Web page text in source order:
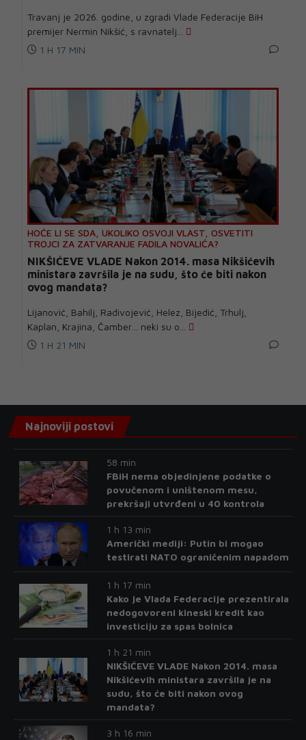
Travanj je 2026. godine, u zgradi Vlade Federacije BiH
premijer Nermin Nikšić, s ravnatelj...
1 H 17 MIN
HOĆE LI SE SDA, UKOLIKO OSVOJI VLAST, OSVETITI
TROJCI ZA ZATVARANJE FADILA NOVALIĆA?
NIKŠIĆEVE VLADE Nakon 2014. masa Nikšićevih
ministara završila je na sudu, što će biti nakon
ovog mandata?
Lijanović, Bahilj, Radivojević, Helez, Bijedić, Trhulj,
Kaplan, Krajina, Čamber… neki su o...
1 H 21 MIN
Najnoviji postovi
58 min
FBiH nema objedinjene podatke o
povučenom i uništenom mesu,
prekršaji utvrđeni u 40 kontrola
1 h 13 min
Američki mediji: Putin bi mogao
testirati NATO ograničenim napadom
1 h 17 min
Kako je Vlada Federacije prezentirala
nedogovoreni kineski kredit kao
investiciju za spas bolnica
1 h 21 min
NIKŠIĆEVE VLADE Nakon 2014. masa
Nikšićevih ministara završila je na
sudu, što će biti nakon ovog
mandata?
3 h 16 min